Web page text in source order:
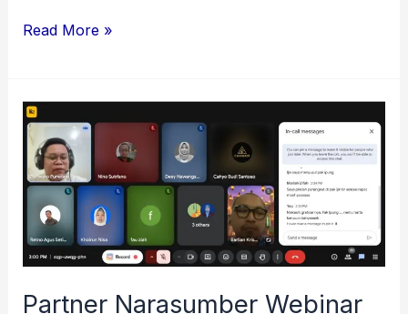
Read More »
Partner Narasumber Webinar
Partner
Narasumber
Webinar
Pencarian
Novelty
Riset
Publikasi